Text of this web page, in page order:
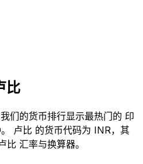
比
我们的货币排行显示最热门的 印
卢比 的货币代码为 INR，其
比 汇率与换算器。